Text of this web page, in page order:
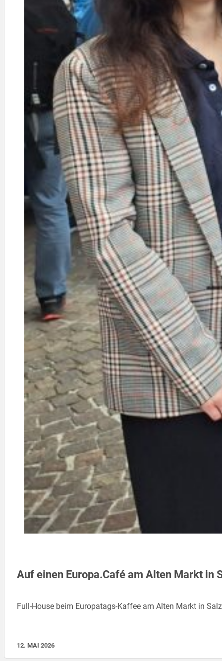
Auf einen Europa.Café am Alten Markt in
Full-House beim Europatags-Kaffee am Alten Markt in
12. MAI 2026